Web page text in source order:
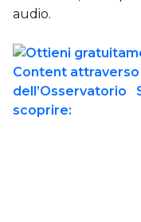
audio.